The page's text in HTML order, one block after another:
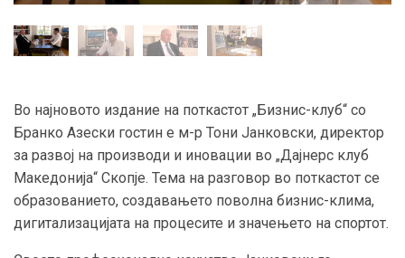
Во најновото издание на поткастот „Бизнис-клуб“ со
Бранко Азески гостин е м-р Тони Јанковски, директор
за развој на производи и иновации во „Дајнерс клуб
Македонија“ Скопје. Тема на разговор во поткастот се
образованието, создавањето поволна бизнис-клима,
дигитализацијата на процесите и значењето на спортот.